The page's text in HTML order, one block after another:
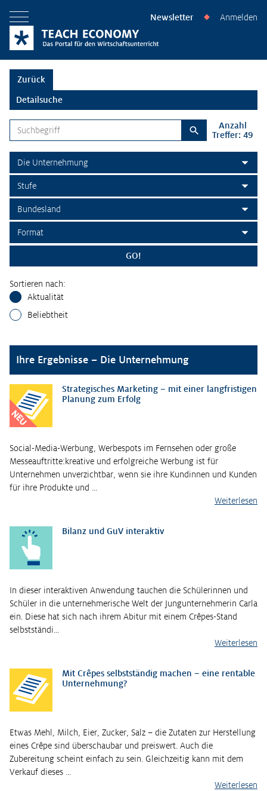
Menü öffnen Newsletter ◆ Anmelden
Zurück
Detailsuche
Suchbegriff
Suchen
Anzahl
Treffer: 49
Themenbereich
Stufe
Bundesland
Format
Sortieren nach:
Aktualität
Beliebtheit
Ihre Ergebnisse – Die Unternehmung
NEU
Strategisches Marketing – mit einer langfristigen
Planung zum Erfolg
Social-Media-Werbung, Werbespots im Fernsehen oder große
Messeauftritte:kreative und erfolgreiche Werbung ist für
Unternehmen unverzichtbar, wenn sie ihre Kundinnen und Kunden
für ihre Produkte und …
Weiterlesen
Bilanz und GuV interaktiv
In dieser interaktiven Anwendung tauchen die Schülerinnen und
Schüler in die unternehmerische Welt der Jungunternehmerin Carla
ein. Diese hat sich nach ihrem Abitur mit einem Crêpes-Stand
selbstständi…
Weiterlesen
Mit Crêpes selbstständig machen – eine rentable
Unternehmung?
Etwas Mehl, Milch, Eier, Zucker, Salz – die Zutaten zur Herstellung
eines Crêpe sind überschaubar und preiswert. Auch die
Zubereitung scheint einfach zu sein. Gleichzeitig kann mit dem
Verkauf dieses …
Weiterlesen